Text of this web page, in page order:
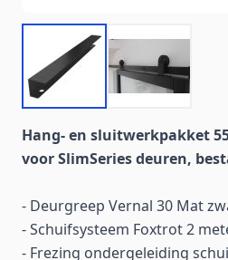
Hang- en sluitwerkpakket
voor SlimSeries deuren,
- Deurgreep Vernal 30 Mat
- Schuifsysteem Foxtrot 2
- Frezing ondergeleiding